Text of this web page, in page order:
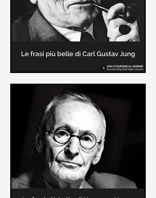
Commissario Montalbano
Le frasi più belle di Carl Gustav
In questa pagina sono raccolte le
frasi più belle di Carl Gustav Jung
tratte dai suoi libri più significativi
come "Libro Rosso"